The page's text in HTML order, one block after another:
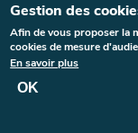
10% par an,
de la
l’amélioration
de conditions
volume
Gestion des
Afin de vous proposer la
cookies de mesure
En savoir plus
OK